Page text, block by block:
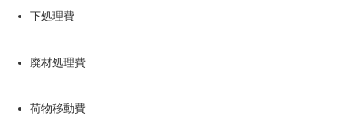
下処理費
廃材処理費
荷物移動費